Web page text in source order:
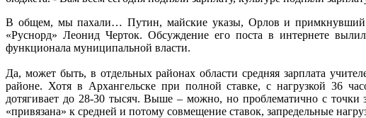
В общем, мы пахали… Путин, майские указы, Орлов и примкнувший
«Руснорд» Леонид Черток. Обсуждение его поста в интернете
функционала муниципальной власти.
Да, может быть, в отдельных районах области средняя зарплата
районе. Хотя в Архангельске при полной ставке, с нагрузкой 36
дотягивает до 28-30 тысяч. Выше – можно, но проблематично с точки
«привязана» к средней и потому совмещение ставок, запредельные